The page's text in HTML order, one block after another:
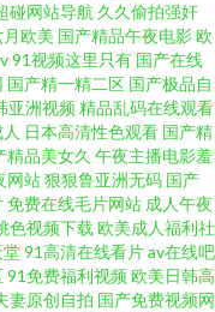
蓝莓视频情趣91 91色婷婷人
网视频试看 超碰精品资源总
51 香蕉视频国产 青青操日
网站18 91密臀 熟女91亂視
妻 色色亚洲精品 俺来也日
碰网站导航 久久偷拍强奸
欧美 国产精品午夜电影欧
91视频这里只有 国产在线
国产精一精二区 国产极品自
亚洲视频精品乱码在线观看
日本高清性色观看 国产精
精品美女久 午夜主播电影羞
网站狠狠鲁亚洲无码 国产
免费在线毛片网站 成人午夜
色视频下载 欧美成人福利社
堂91高清在线看片av在线吧
91免费福利视频欧美日韩高
妻原创自拍 国产免费视频网